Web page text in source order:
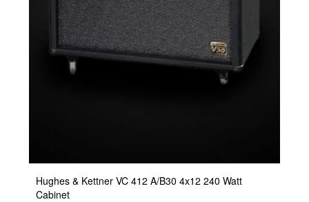
Hughes & Kettner VC 412 A/B30 4x12 240 Watt
Cabinet